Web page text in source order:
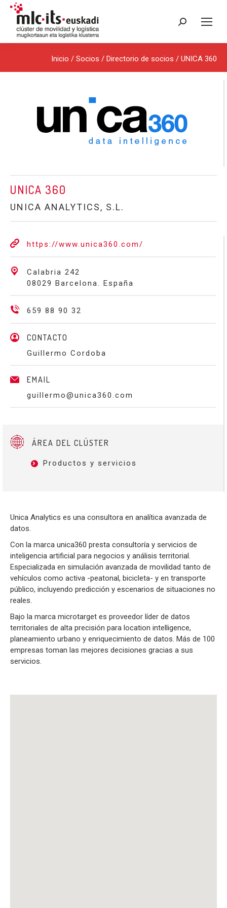
Buscar:
Inicio / Socios / Directorio de socios / UNICA 360
UNICA 360
UNICA ANALYTICS, S.L.
https://www.unica360.com/
Calabria 242
08029 Barcelona. España
659 88 90 32
CONTACTO
Guillermo Cordoba
EMAIL
guillermo@unica360.com
ÁREA DEL CLÚSTER
Productos y servicios
Unica Analytics es una consultora en analítica avanzada de
datos.
Con la marca unica360 presta consultoría y servicios de
inteligencia artificial para negocios y análisis territorial.
Especializada en simulación avanzada de movilidad tanto de
vehículos como activa -peatonal, bicicleta- y en transporte
público, incluyendo predicción y escenarios de situaciones no
reales.
Bajo la marca microtarget es proveedor líder de datos
territoriales de alta precisión para location intelligence,
planeamiento urbano y enriquecimiento de datos. Más de 100
empresas toman las mejores decisiones gracias a sus
servicios.